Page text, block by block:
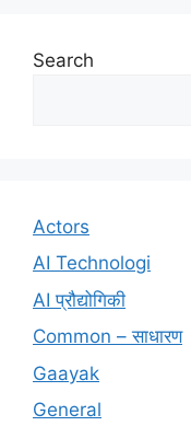
Search
Actors
AI Technologi
AI प्रौद्योगिकी
Common – साधारण
Gaayak
General